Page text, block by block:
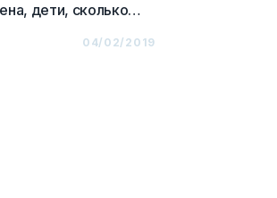
дети, сколько
04/02/2019